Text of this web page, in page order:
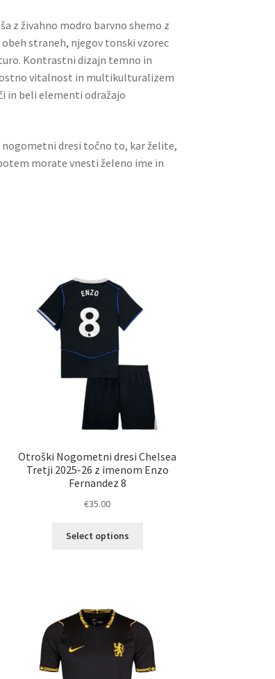
z živahno modro barvno shemo z
straneh, njegov tonski vzorec
Kontrastni dizajn temno in
vitalnost in multikulturalizem
in beli elementi odražajo
nogometni dresi točno to, kar želite,
morate vnesti želeno ime in
Otroški Nogometni dresi Chelsea
Tretji 2025-26 z imenom Enzo
Fernandez 8
€35.00
Select options
lahko
izberete
strani